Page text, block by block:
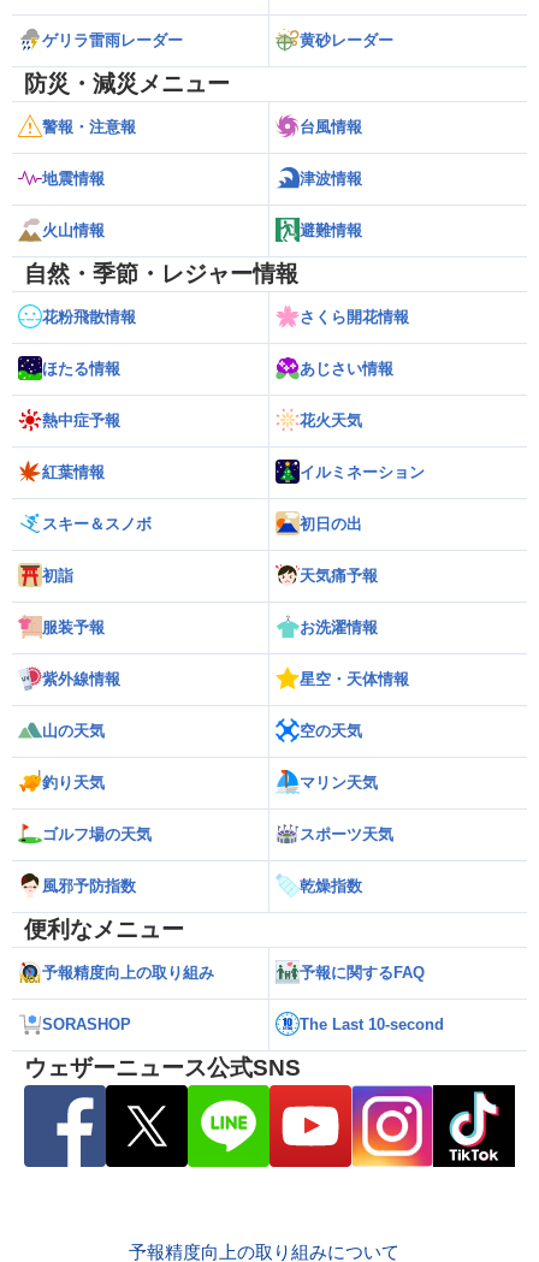
ゲリラ雷雨レーダー 黄砂レーダー
防災・減災メニュー
警報・注意報 台風情報
地震情報 津波情報
火山情報 避難情報
自然・季節・レジャー情報
花粉飛散情報 さくら開花情報
ほたる情報 あじさい情報
熱中症予報 花火天気
紅葉情報 イルミネーション
スキー＆スノボ 初日の出
初詣 天気痛予報
服装予報 お洗濯情報
紫外線情報 星空・天体情報
山の天気 空の天気
釣り天気 マリン天気
ゴルフ場の天気 スポーツ天気
風邪予防指数 乾燥指数
便利なメニュー
予報精度向上の取り組み 予報に関するFAQ
SORASHOP The Last 10-second
ウェザーニュース公式SNS
予報精度向上の取り組みについて